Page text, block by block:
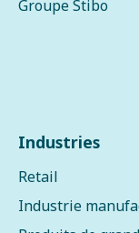
Groupe Stibo
Industries
Retail
Industrie